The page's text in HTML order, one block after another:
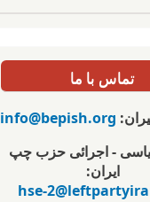
تماس با ما
info@bepish.org
- اجرائی حزب چپ
ایران:
hse-